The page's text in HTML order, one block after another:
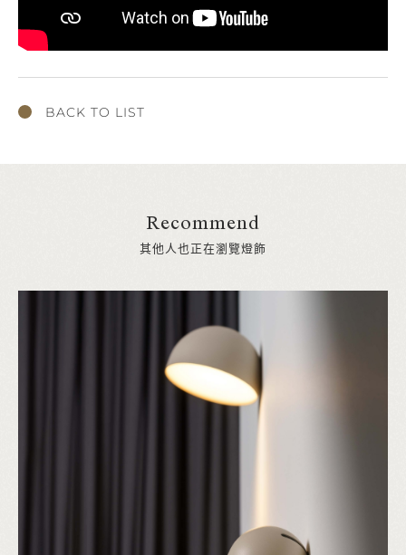
BACK TO LIST
Recommend
其他人也正在瀏覽燈飾